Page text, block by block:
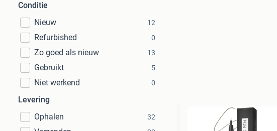
Conditie
Nieuw
12
Refurbished 0
Zo goed als nieuw 13
Gebruikt 5
Niet werkend 0
Levering
Ophalen
32